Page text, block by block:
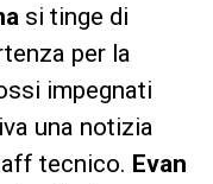
si tinge di
per la
impegnati
una notizia
tecnico. Evan